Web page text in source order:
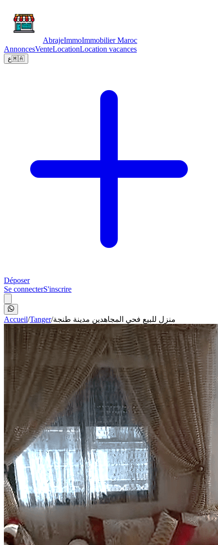
AbrajeImmoImmobilier Maroc
AnnoncesVenteLocationLocation vacances
ع🇲🇦
Déposer
Se connecterS'inscrire
Accueil/Tanger/منزل للبيع فحي المجاهدين مدينة طنجة